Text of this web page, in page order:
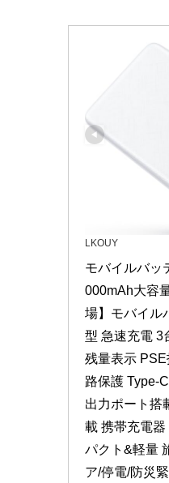
LKOUY
モバイルバッ
000mAh大容
場】モバイル
型 急速充電 3
残量表示 PSE
路保護 Type-
出力ポート搭
載 携帯充電
パクト&軽量
ア/停電/防災